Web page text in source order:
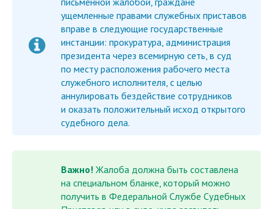
ущемленные правами служебных приставов
вправе в следующие государственные
инстанции: прокуратура, администрация
президента через всемирную сеть, в суд
по месту расположения рабочего места
служебного исполнителя, с целью
аннулировать бездействие сотрудников
и оказать положительный исход открытого
судебного дела.
Важно! Жалоба должна быть составлена
на специальном бланке, который можно
получить в Федеральной Службе Судебных